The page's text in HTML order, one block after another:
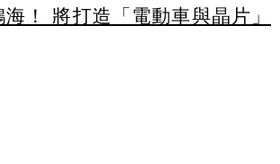
！ 將打造「電動車與晶片」